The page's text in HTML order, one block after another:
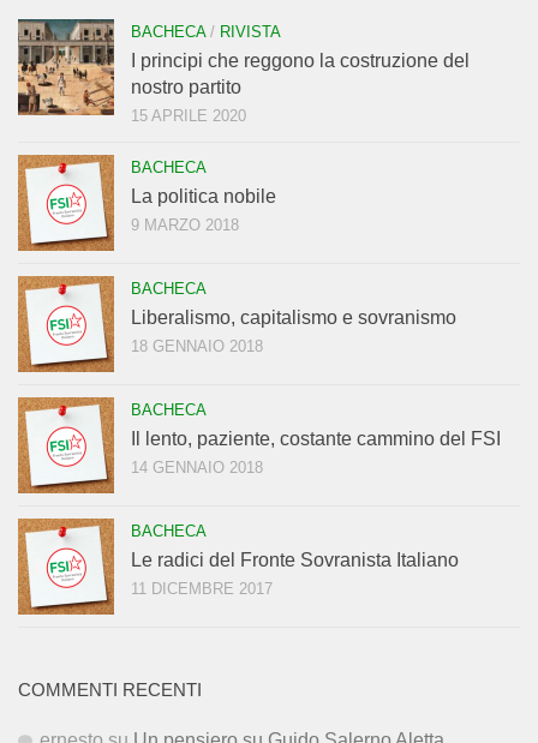
BACHECA/ RIVISTA
I principi che reggono la costruzione del
nostro partito
15 APRILE 2020
BACHECA
La politica nobile
9 MARZO 2018
BACHECA
Liberalismo, capitalismo e sovranismo
18 GENNAIO 2018
BACHECA
Il lento, paziente, costante cammino del FSI
14 GENNAIO 2018
BACHECA
Le radici del Fronte Sovranista Italiano
11 DICEMBRE 2017
COMMENTI RECENTI